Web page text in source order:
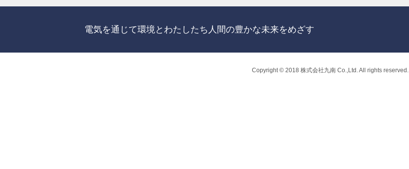
電気を通じて環境とわたしたち人間の豊かな未来をめざす
Copyright © 2018 株式会社九南 Co.,Ltd. All rights reserved.